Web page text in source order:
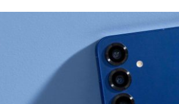
entregó el primer auto
de su gran concurso
68